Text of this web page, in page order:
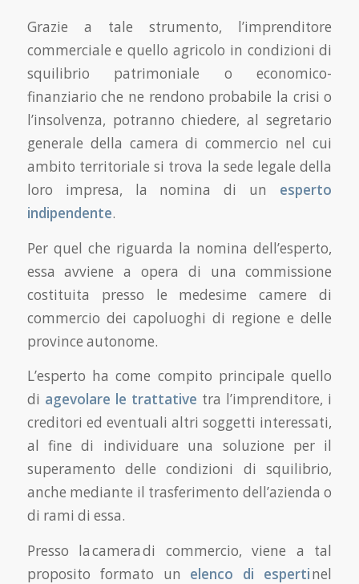
Grazie a tale strumento, l’imprenditore
commerciale e quello agricolo in condizioni di
squilibrio patrimoniale o economico-
finanziario che ne rendono probabile la crisi o
l’insolvenza, potranno chiedere, al segretario
generale della camera di commercio nel cui
ambito territoriale si trova la sede legale della
loro impresa, la nomina di un esperto
indipendente.
Per quel che riguarda la nomina dell’esperto,
essa avviene a opera di una commissione
costituita presso le medesime camere di
commercio dei capoluoghi di regione e delle
province autonome.
L’esperto ha come compito principale quello
di agevolare le trattative tra l’imprenditore, i
creditori ed eventuali altri soggetti interessati,
al fine di individuare una soluzione per il
superamento delle condizioni di squilibrio,
anche mediante il trasferimento dell’azienda o
di rami di essa.
Presso la camera di commercio, viene a tal
proposito formato un elenco di espertinel